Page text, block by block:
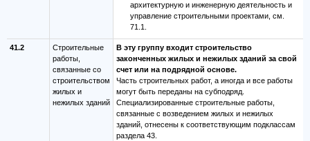
архитектурную и инженерную деятельность и
управление строительными проектами, см.
71.1.
41.2
Строительные
работы,
связанные со
строительством
жилых и
нежилых зданий
В эту группу входит строительство
законченных жилых и нежилых зданий за свой
счет или на подрядной основе.
Часть строительных работ, а иногда и все работы
могут быть переданы на субподряд.
Специализированные строительные работы,
связанные с возведением жилых и нежилых
зданий, отнесены к соответствующим подклассам
раздела 43.